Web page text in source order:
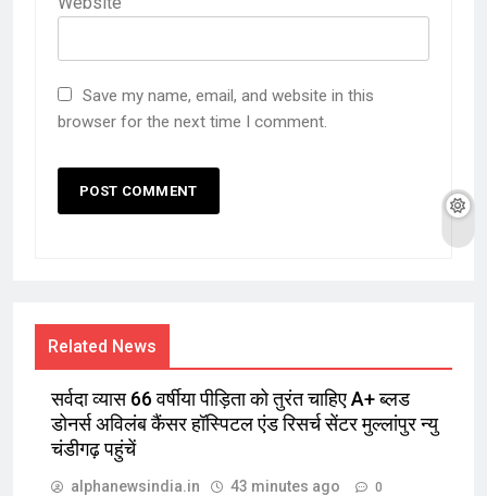
Save my name, email, and website in this
browser for the next time I comment.
Related News
सर्वदा व्यास 66 वर्षीया पीड़िता को तुरंत चाहिए A+ ब्लड
डोनर्स अविलंब कैंसर हॉस्पिटल एंड रिसर्च सेंटर मुल्लांपुर न्यु
चंडीगढ़ पहुंचें
alphanewsindia.in 43 minutes ago 0